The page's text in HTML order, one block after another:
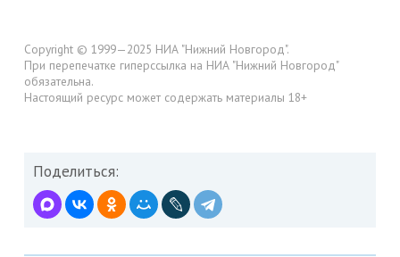
Copyright © 1999—2025 НИА "Нижний Новгород".
При перепечатке гиперссылка на НИА "Нижний Новгород"
обязательна.
Настоящий ресурс может содержать материалы 18+
Поделиться: